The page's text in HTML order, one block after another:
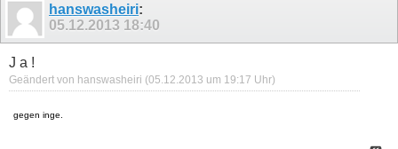
hanswasheiri:
05.12.2013 18:40
J a !
Geändert von hanswasheiri (05.12.2013 um 19:17 Uhr)
gegen inge.